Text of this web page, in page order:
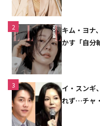
2
キム・ヨナ
かす「自分
3
イ・スンギ
れず…チャ